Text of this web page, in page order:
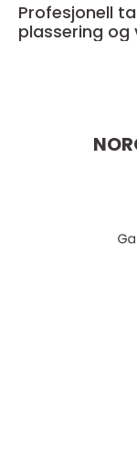
Profesjonell
plassering